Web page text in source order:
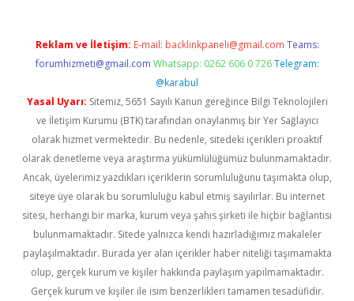
Reklam ve İletişim: E-mail: backlinkpaneli@gmail.com Teams:
forumhizmeti@gmail.com Whatsapp: 0262 606 0 726 Telegram:
@karabul
Yasal Uyarı: Sitemiz, 5651 Sayılı Kanun gereğince Bilgi Teknolojileri
ve İletişim Kurumu (BTK) tarafından onaylanmış bir Yer Sağlayıcı
olarak hizmet vermektedir. Bu nedenle, sitedeki içerikleri proaktif
olarak denetleme veya araştırma yükümlülüğümüz bulunmamaktadır.
Ancak, üyelerimiz yazdıkları içeriklerin sorumluluğunu taşımakta olup,
siteye üye olarak bu sorumluluğu kabul etmiş sayılırlar. Bu internet
sitesi, herhangi bir marka, kurum veya şahıs şirketi ile hiçbir bağlantısı
bulunmamaktadır. Sitede yalnızca kendi hazırladığımız makaleler
paylaşılmaktadır. Burada yer alan içerikler haber niteliği taşımamakta
olup, gerçek kurum ve kişiler hakkında paylaşım yapılmamaktadır.
Gerçek kurum ve kişiler ile isim benzerlikleri tamamen tesadüfidir.